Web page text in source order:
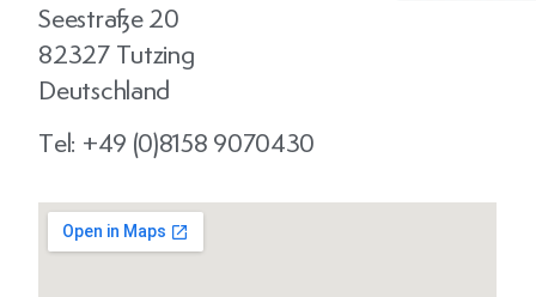
Seestraße 20
82327 Tutzing
Deutschland
Tel: +49 (0)8158 9070430